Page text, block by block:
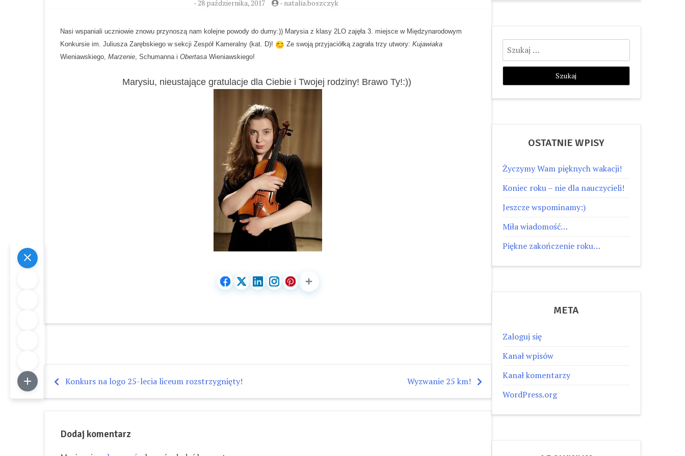
-28 października, 2017 - natalia.boszczyk
Nasi wspaniali uczniowie znowu przynoszą nam kolejne powody do dumy:)) Marysia z klasy 2LO zajęła 3. miejsce w Międzynarodowym
Konkursie im. Juliusza Zarębskiego w sekcji Zespół Kameralny (kat. D)!
Ze swoją przyjaciółką zagrała trzy utwory: Kujawiaka
Wieniawskiego, Marzenie, Schumanna i Obertasa Wieniawskiego!
Marysiu, nieustające gratulacje dla Ciebie i Twojej rodziny! Brawo Ty!:))
Nawigacja
Konkurs na logo 25-lecia liceum rozstrzygnięty! Wyzwanie 25 km!
Dodaj komentarz
Szukaj:
OSTATNIE WPISY
Życzymy Wam pięknych wakacji!
Koniec roku – nie dla nauczycieli!
Jeszcze wspominamy:)
Miła wiadomość…
Piękne zakończenie roku…
META
Zaloguj się
Kanał wpisów
Kanał komentarzy
WordPress.org